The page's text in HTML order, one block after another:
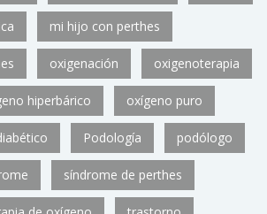
mi hijo con perthes
oxigenación oxigenoterapia
hiperbárico oxígeno puro
Podología podólogo
síndrome de perthes